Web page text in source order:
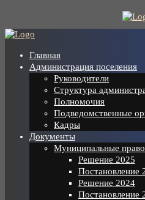
content
Главная
Администрация поселения
Руководители
Структура
Полномочия
Подведомственные
Кадры
Документы
Муниципальные
Решение 2025
Постановление
Решение 2024
Постановление